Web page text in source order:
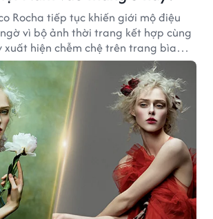
Rocha tiếp tục khiến giới mộ điệu
vì bộ ảnh thời trang kết hợp cùng
xuất hiện chễm chệ trên trang bìa
Bazaar Ba Lan. Ngoài ra, một
chắc chắn sẽ khiến khán giả hâm mộ
ngay lập tức!